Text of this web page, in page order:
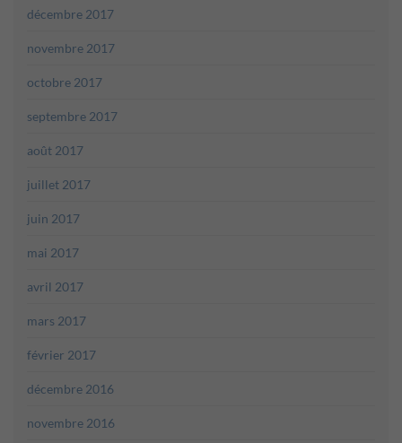
décembre 2017
novembre 2017
octobre 2017
septembre 2017
août 2017
juillet 2017
juin 2017
mai 2017
avril 2017
mars 2017
février 2017
décembre 2016
novembre 2016